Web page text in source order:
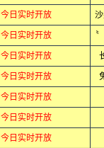
今日实时开放
今日实时开放
今日实时开放
今日实时开放
今日实时开放
今日实时开放
今日实时开放